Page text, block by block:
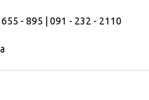
- 895 | 091 - 232 - 2110